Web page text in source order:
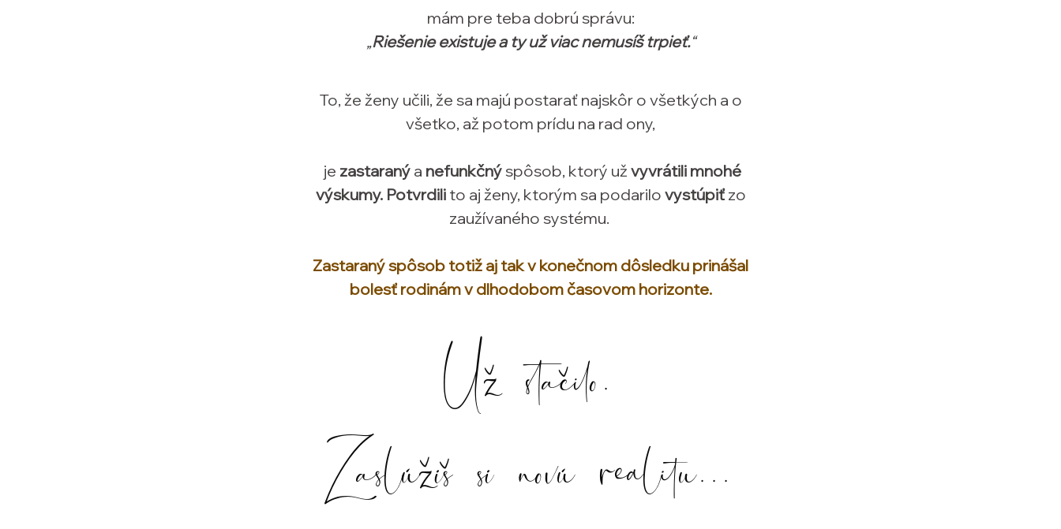
mám pre teba dobrú správu:
„Riešenie existuje a ty už viac nemusíš trpieť.“
To, že ženy učili, že sa majú postarať najskôr o všetkých a o
všetko, až potom prídu na rad ony,
je zastaranýa nefunkčnýspôsob, ktorý už vyvrátili mnohé
výskumy. Potvrdilito aj ženy, ktorým sa podarilo vystúpiťzo
zaužívaného systému.
Zastaraný spôsob totiž aj tak v konečnom dôsledku prinášal
bolesť rodinám v dlhodobom časovom horizonte.
Už stačilo.
Zaslúžiš si novú realitu...